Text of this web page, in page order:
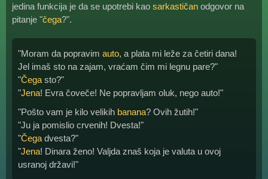
jedina funkcija je da se upotrebi kao sarkastičan odgovor na
pitanje "čega?".
"Moram da popravim auto, a plata mi leže za četiri dana!
Jel imaš sto na zajam, vraćam čim mi legnu pare?"
"Čega sto?"
"Jena! Evra čoveče! Ne popravljam oluk, nego auto!"
"Pošto vam je kilo velikih banana? Ovih žutih!"
"Ju ja pomislio crvenih! Dvesta!"
"Čega dvesta?"
"Jena! Dinara ženo! Valjda znaš koja je valuta u ovoj
usranoj državi!"